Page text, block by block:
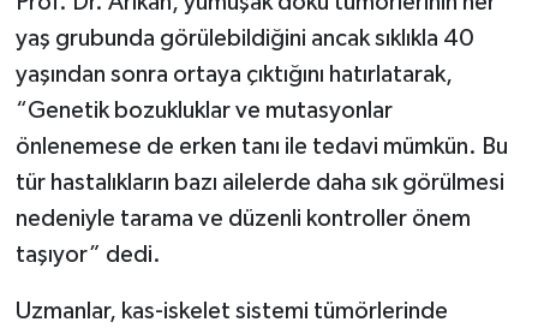
yaş grubunda görülebildiğini ancak sıklıkla 40
yaşından sonra ortaya çıktığını hatırlatarak,
“Genetik bozukluklar ve mutasyonlar
önlenemese de erken tanı ile tedavi mümkün. Bu
tür hastalıkların bazı ailelerde daha sık görülmesi
nedeniyle tarama ve düzenli kontroller önem
taşıyor” dedi.
Uzmanlar, kas-iskelet sistemi tümörlerinde